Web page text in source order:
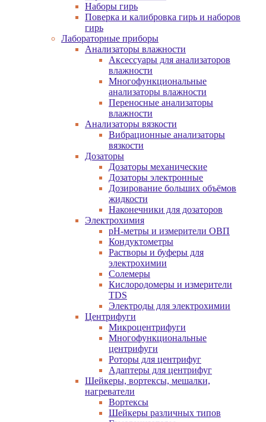
Наборы гирь
Поверка и калибровка гирь и наборов
гирь
Лабораторные приборы
Анализаторы влажности
Аксессуары для анализаторов
влажности
Многофункциональные
анализаторы влажности
Переносные анализаторы
влажности
Анализаторы вязкости
Вибрационные анализаторы
вязкости
Дозаторы
Дозаторы механические
Дозаторы электронные
Дозирование больших объёмов
жидкости
Наконечники для дозаторов
Электрохимия
pH-метры и измерители ОВП
Кондуктометры
Растворы и буферы для
электрохимии
Солемеры
Кислородомеры и измерители
TDS
Электроды для электрохимии
Центрифуги
Микроцентрифуги
Многофункциональные
центрифуги
Роторы для центрифуг
Адаптеры для центрифуг
Шейкеры, вортексы, мешалки,
нагреватели
Вортексы
Шейкеры различных типов